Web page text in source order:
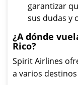
garantizar
sus dudas y
¿A dónde
Rico?
Spirit Airlines
a varios